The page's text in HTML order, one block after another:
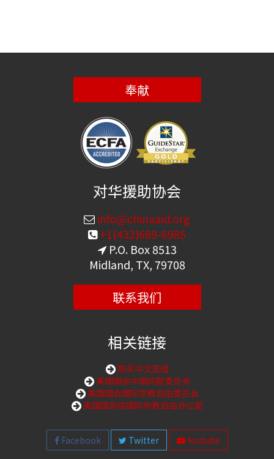
奉献
对华援助协会
info@chinaaid.org
+1(432)689-6985
P.O. Box 8513
Midland, TX, 79708
联系我们
相关链接
购买中文圣经
美国国会中国问题委员会
美国国会国际宗教自由委员会
美国国务院国际宗教自由办公室
Facebook Twitter Youtube